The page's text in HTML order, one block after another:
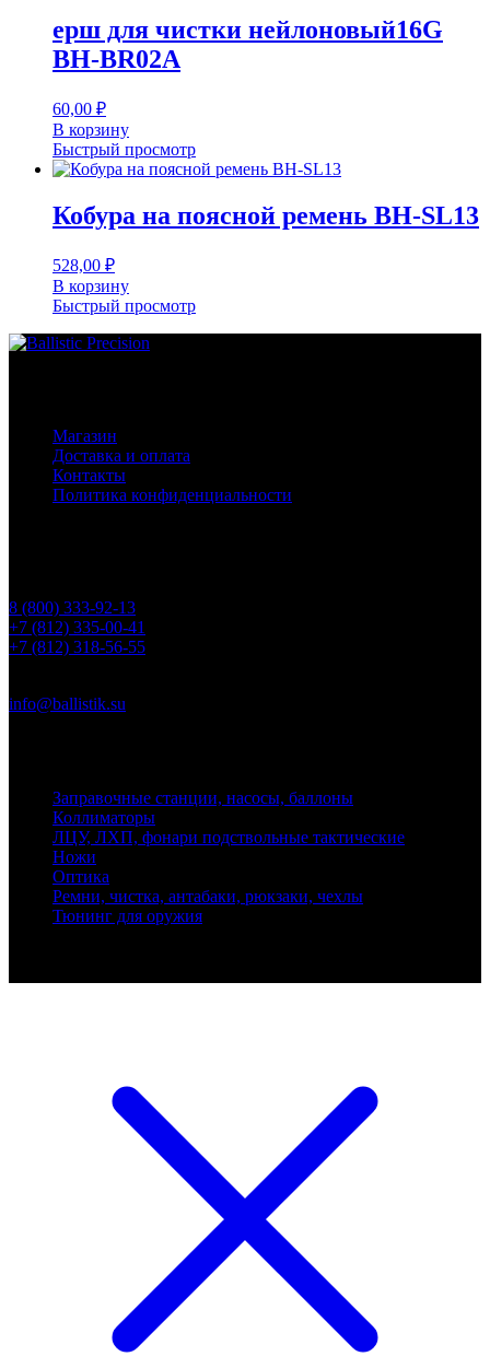
ерш для чистки нейлоновый16G
BH-BR02A
60,00 ₽
В корзину
Быстрый просмотр
Кобура на поясной ремень BH-SL13
528,00 ₽
В корзину
Быстрый просмотр
Магазин
Доставка и оплата
Контакты
Политика конфиденциальности
8 (800) 333-92-13
+7 (812) 335-00-41
+7 (812) 318-56-55
info@ballistik.su
Заправочные станции, насосы, баллоны
Коллиматоры
ЛЦУ, ЛХП, фонари подствольные тактические
Ножи
Оптика
Ремни, чистка, антабаки, рюкзаки, чехлы
Тюнинг для оружия